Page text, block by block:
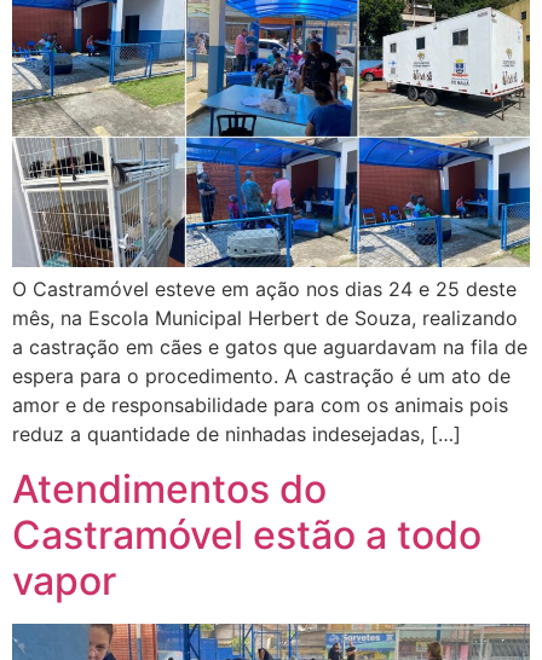
O Castramóvel esteve em ação nos dias 24 e 25 deste
mês, na Escola Municipal Herbert de Souza, realizando
a castração em cães e gatos que aguardavam na fila de
espera para o procedimento. A castração é um ato de
amor e de responsabilidade para com os animais pois
reduz a quantidade de ninhadas indesejadas, […]
Atendimentos do
Castramóvel estão a todo
vapor